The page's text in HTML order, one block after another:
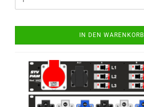
IN DEN WARENKORB